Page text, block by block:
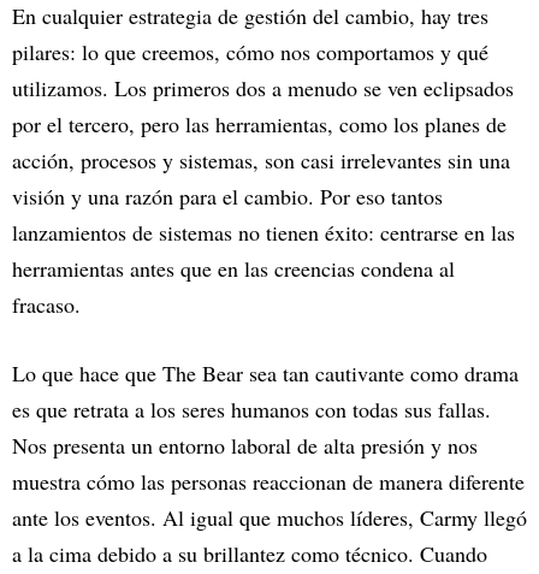
En cualquier estrategia de gestión del cambio, hay tres
pilares: lo que creemos, cómo nos comportamos y qué
utilizamos. Los primeros dos a menudo se ven eclipsados
por el tercero, pero las herramientas, como los planes de
acción, procesos y sistemas, son casi irrelevantes sin una
visión y una razón para el cambio. Por eso tantos
lanzamientos de sistemas no tienen éxito: centrarse en las
herramientas antes que en las creencias condena al
fracaso.
Lo que hace que The Bear sea tan cautivante como drama
es que retrata a los seres humanos con todas sus fallas.
Nos presenta un entorno laboral de alta presión y nos
muestra cómo las personas reaccionan de manera diferente
ante los eventos. Al igual que muchos líderes, Carmy llegó
a la cima debido a su brillantez como técnico. Cuando